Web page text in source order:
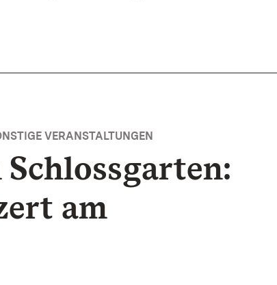
VERANSTALTUNGEN
am